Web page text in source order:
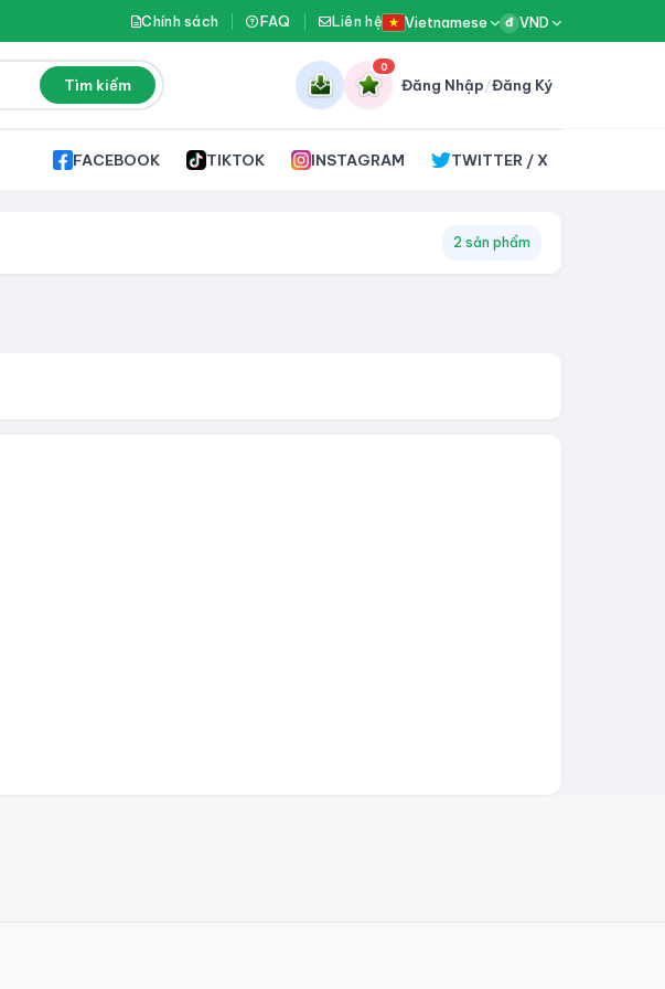
Chính sách FAQ Liên hệ Vietnamese đ VND
Tìm kiếm
0
Đăng Nhập/Đăng Ký
FACEBOOK TIKTOK INSTAGRAM TWITTER / X
2 sản phẩm